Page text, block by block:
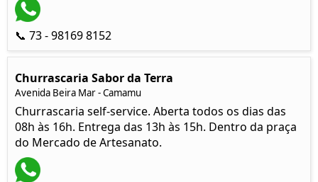
📞 73 - 98169 8152
Churrascaria Sabor da Terra
Avenida Beira Mar - Camamu
Churrascaria self-service. Aberta todos os dias das
08h às 16h. Entrega das 13h às 15h. Dentro da praça
do Mercado de Artesanato.